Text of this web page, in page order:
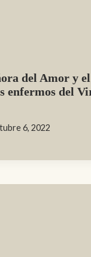
del Amor y
enfermos del
6, 2022